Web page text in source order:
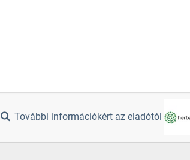
További információkért az eladótól